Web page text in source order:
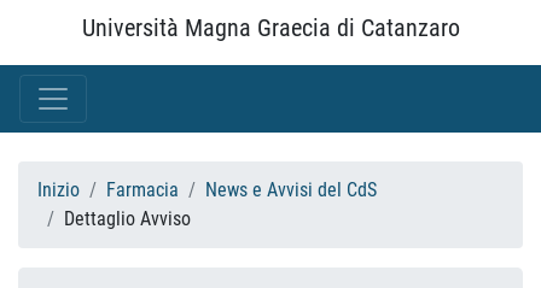
Università Magna Graecia di Catanzaro
Inizio Farmacia
News e Avvisi del CdS
Dettaglio Avviso